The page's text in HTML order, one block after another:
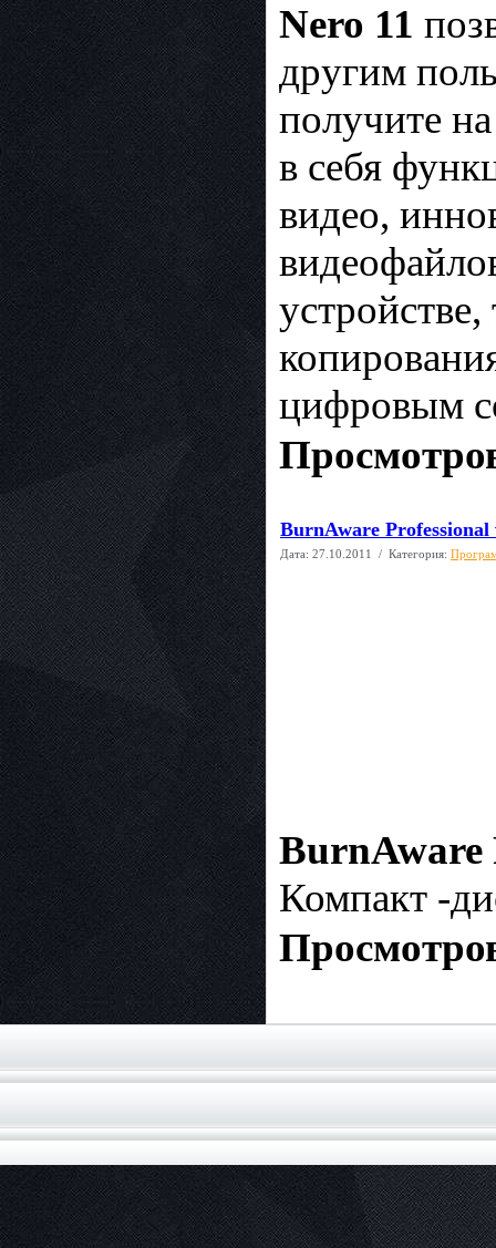
Nero 11
другим
получите
в себя
видео,
цифровым
BurnAware Professional
Дата: 27.10.2011 / Категория:
BurnAware
Компакт -